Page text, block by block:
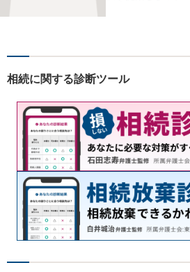
相続に関する診断ツール